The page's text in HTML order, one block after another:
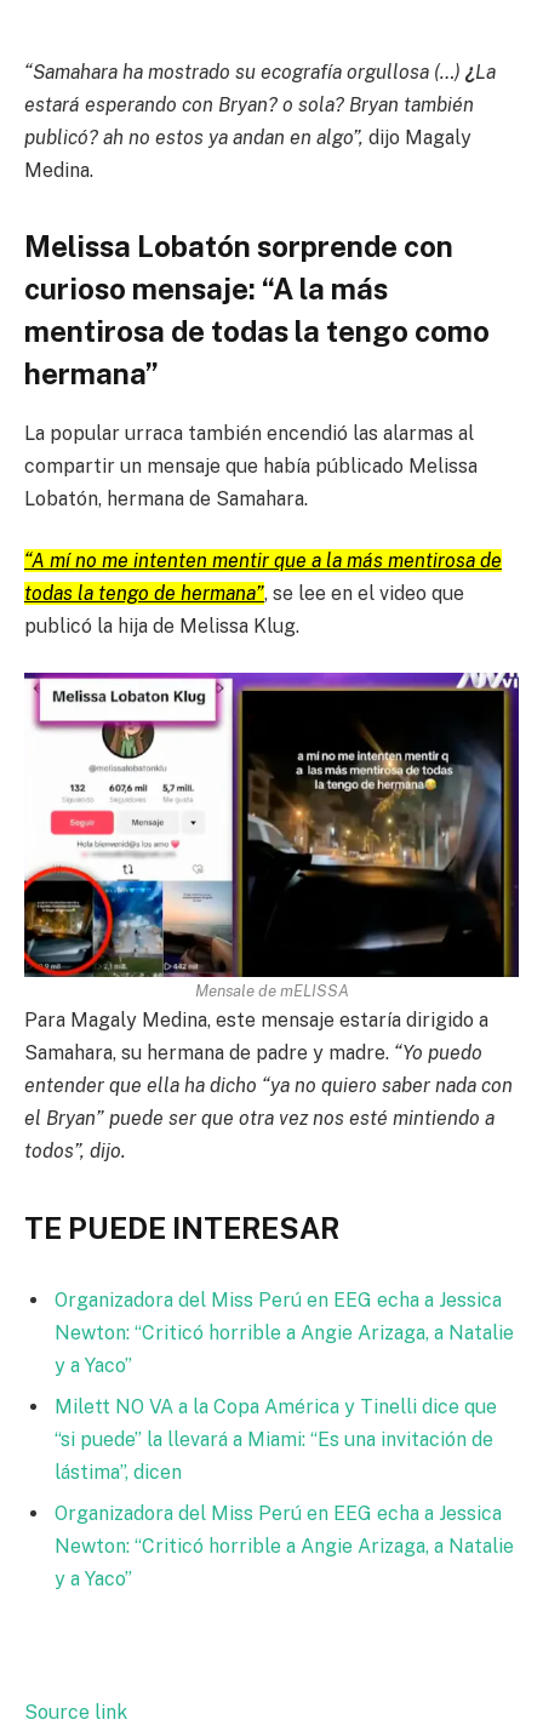
“Samahara ha mostrado su ecografía orgullosa (…) ¿La
estará esperando con Bryan? o sola? Bryan también
publicó? ah no estos ya andan en algo”, dijo Magaly
Medina.
Melissa Lobatón sorprende con
curioso mensaje: “A la más
mentirosa de todas la tengo como
hermana”
La popular urraca también encendió las alarmas al
compartir un mensaje que había públicado Melissa
Lobatón, hermana de Samahara.
“A mí no me intenten mentir que a la más mentirosa de
todas la tengo de hermana”, se lee en el video que
publicó la hija de Melissa Klug.
Mensale de mELISSA
Para Magaly Medina, este mensaje estaría dirigido a
Samahara, su hermana de padre y madre. “Yo puedo
entender que ella ha dicho “ya no quiero saber nada con
el Bryan” puede ser que otra vez nos esté mintiendo a
todos”, dijo.
TE PUEDE INTERESAR
Organizadora del Miss Perú en EEG echa a Jessica
Newton: “Criticó horrible a Angie Arizaga, a Natalie
y a Yaco”
Milett NO VA a la Copa América y Tinelli dice que
“si puede” la llevará a Miami: “Es una invitación de
lástima”, dicen
Organizadora del Miss Perú en EEG echa a Jessica
Newton: “Criticó horrible a Angie Arizaga, a Natalie
y a Yaco”
Source link